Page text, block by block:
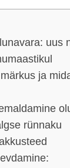
uus
ja
rünnaku